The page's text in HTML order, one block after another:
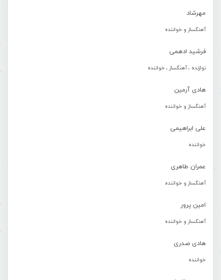
مهرشاد
آهنگساز و خواننده
فرشید ادهمی
نوازنده ، آهنگساز ، خواننده
هادی آرمین
آهنگساز و خواننده
علی ابراهیمی
خواننده
عمران طاهری
آهنگساز و خواننده
امین پرور
آهنگساز و خواننده
هادی صدری
خواننده